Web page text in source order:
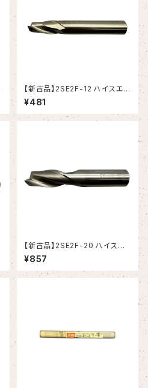
【新古品】2SE2F-12 ハイスエン
ドミル (YG-1)
¥481
【新古品】2SE2F-20 ハイスエ
ンドミル (YG-1)
¥857